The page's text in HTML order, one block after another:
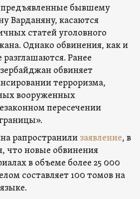
бывшему
Варданяну, касаются
статей уголовного
Однако обвинения, как и
разглашаются. Ранее
обвиняет
терроризма,
вооруженных
пересечении
рапространили заявление, в
что новые обвинения
в объеме более 25 000
составляет 100 томов на